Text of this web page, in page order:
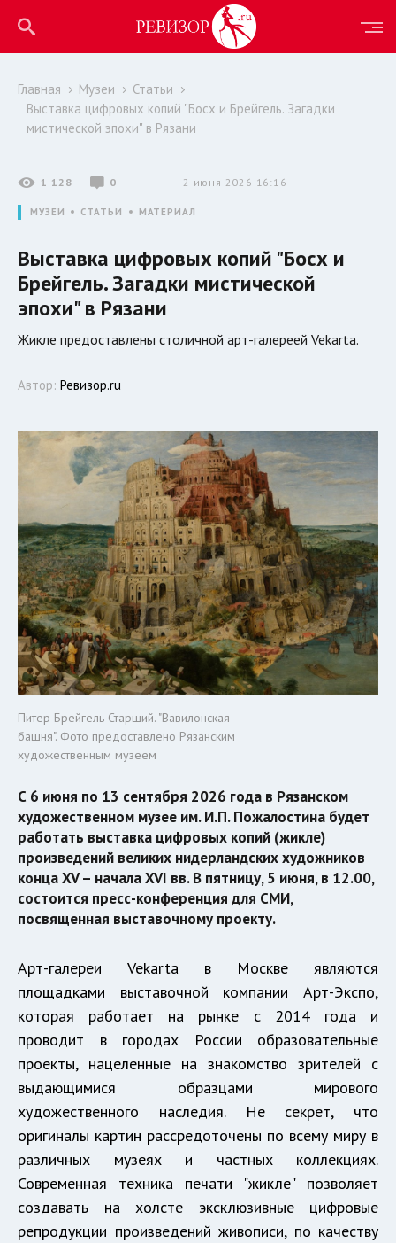
Главная Музеи
Статьи
Выставка цифровых копий "Босх и Брейгель. Загадки
мистической эпохи" в Рязани
1 128 0 2 июня 2026 16:16
МУЗЕИ СТАТЬИ МАТЕРИАЛ
Выставка цифровых копий "Босх и
Брейгель. Загадки мистической
эпохи" в Рязани
Жикле предоставлены столичной арт-галереей Vekarta.
Автор: Ревизор.ru
Питер Брейгель Старший. "Вавилонская
башня". Фото предоставлено Рязанским
художественным музеем
С 6 июня по 13 сентября 2026 года в Рязанском
художественном музее им. И.П. Пожалостина будет
работать выставка цифровых копий (жикле)
произведений великих нидерландских художников
конца XV – начала XVI вв. В пятницу, 5 июня, в 12.00,
состоится пресс-конференция для СМИ,
посвященная выставочному проекту.
Арт-галереи Vekarta в Москве являются
площадками выставочной компании Арт-Экспо,
которая работает на рынке с 2014 года и
проводит в городах России образовательные
проекты, нацеленные на знакомство зрителей с
выдающимися образцами мирового
художественного наследия. Не секрет, что
оригиналы картин рассредоточены по всему миру в
различных музеях и частных коллекциях.
Современная техника печати "жикле" позволяет
создавать на холсте эксклюзивные цифровые
репродукции произведений живописи, по качеству